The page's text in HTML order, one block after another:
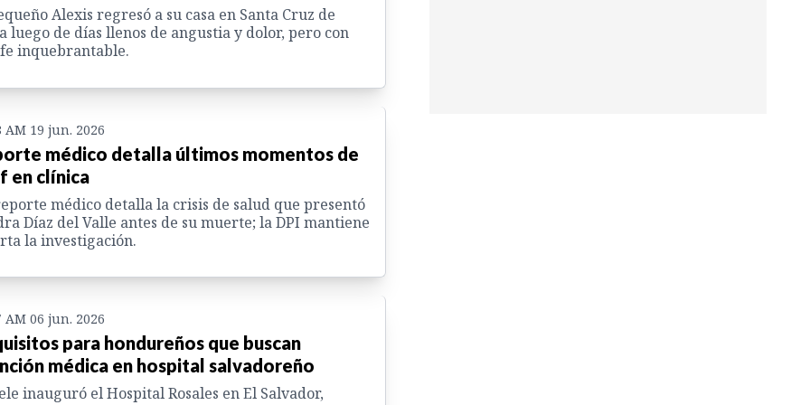
Alexis regresó a su casa en Santa Cruz de
luego de días llenos de angustia y dolor, pero con
inquebrantable.
AM 19 jun. 2026
médico detalla últimos momentos de
en clínica
médico detalla la crisis de salud que presentó
Díaz del Valle antes de su muerte; la DPI mantiene
la investigación.
AM 06 jun. 2026
para hondureños que buscan
médica en hospital salvadoreño
inauguró el Hospital Rosales en El Salvador,